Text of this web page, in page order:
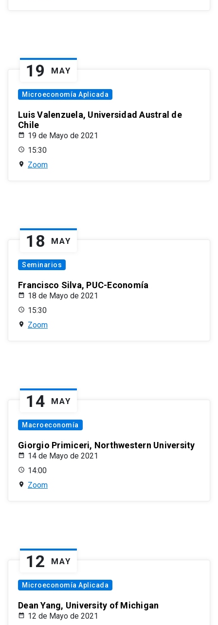
19 MAY
Microeconomía Aplicada
Luis Valenzuela, Universidad Austral de
Chile
19 de Mayo de 2021
15:30
Zoom
18 MAY
Seminarios
Francisco Silva, PUC-Economía
18 de Mayo de 2021
15:30
Zoom
14 MAY
Macroeconomía
Giorgio Primiceri, Northwestern University
14 de Mayo de 2021
14:00
Zoom
12 MAY
Microeconomía Aplicada
Dean Yang, University of Michigan
12 de Mayo de 2021